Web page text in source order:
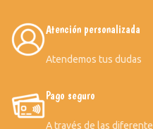
Atención personalizada
Atendemos tus dudas
Pago seguro
A través de las